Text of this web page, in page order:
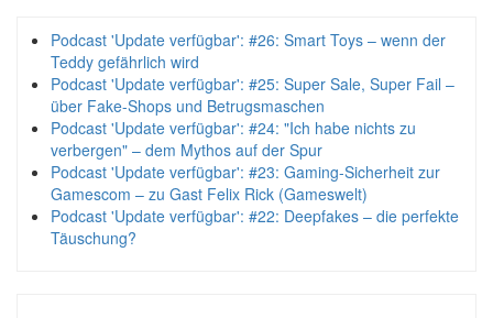
Podcast 'Update verfügbar': #26: Smart Toys – wenn der
Teddy gefährlich wird
Podcast 'Update verfügbar': #25: Super Sale, Super Fail –
über Fake-Shops und Betrugsmaschen
Podcast 'Update verfügbar': #24: "Ich habe nichts zu
verbergen" – dem Mythos auf der Spur
Podcast 'Update verfügbar': #23: Gaming-Sicherheit zur
Gamescom – zu Gast Felix Rick (Gameswelt)
Podcast 'Update verfügbar': #22: Deepfakes – die perfekte
Täuschung?